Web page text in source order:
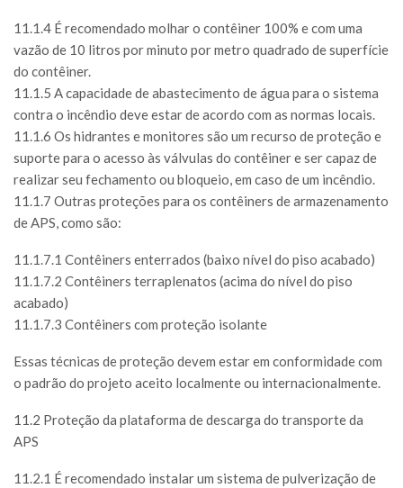
11.1.4 É recomendado molhar o contêiner 100% e com uma
vazão de 10 litros por minuto por metro quadrado de superfície
do contêiner.
11.1.5 A capacidade de abastecimento de água para o sistema
contra o incêndio deve estar de acordo com as normas locais.
11.1.6 Os hidrantes e monitores são um recurso de proteção e
suporte para o acesso às válvulas do contêiner e ser capaz de
realizar seu fechamento ou bloqueio, em caso de um incêndio.
11.1.7 Outras proteções para os contêiners de armazenamento
de APS, como são:
11.1.7.1 Contêiners enterrados (baixo nível do piso acabado)
11.1.7.2 Contêiners terraplenatos (acima do nível do piso
acabado)
11.1.7.3 Contêiners com proteção isolante
Essas técnicas de proteção devem estar em conformidade com
o padrão do projeto aceito localmente ou internacionalmente.
11.2 Proteção da plataforma de descarga do transporte da
APS
11.2.1 É recomendado instalar um sistema de pulverização de